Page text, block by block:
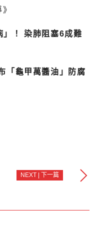
」！ 染肺阻塞6成難
「龜甲萬醬油」防腐
NEXT | 下一篇